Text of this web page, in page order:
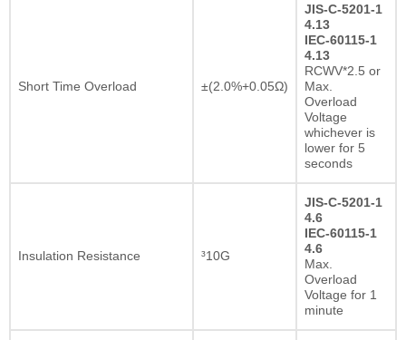
Short Time Overload ±(2.0%+0.05Ω)
JIS-C-5201-1
4.13
IEC-60115-1
4.13
RCWV*2.5 or
Max.
Overload
Voltage
whichever is
lower for 5
seconds
Insulation Resistance ³10G
JIS-C-5201-1
4.6
IEC-60115-1
4.6
Max.
Overload
Voltage for 1
minute